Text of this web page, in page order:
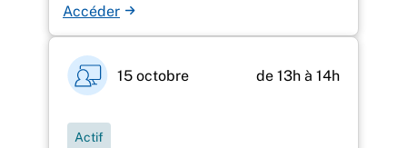
Accéder
15 octobre de 13h à 14h
Actif